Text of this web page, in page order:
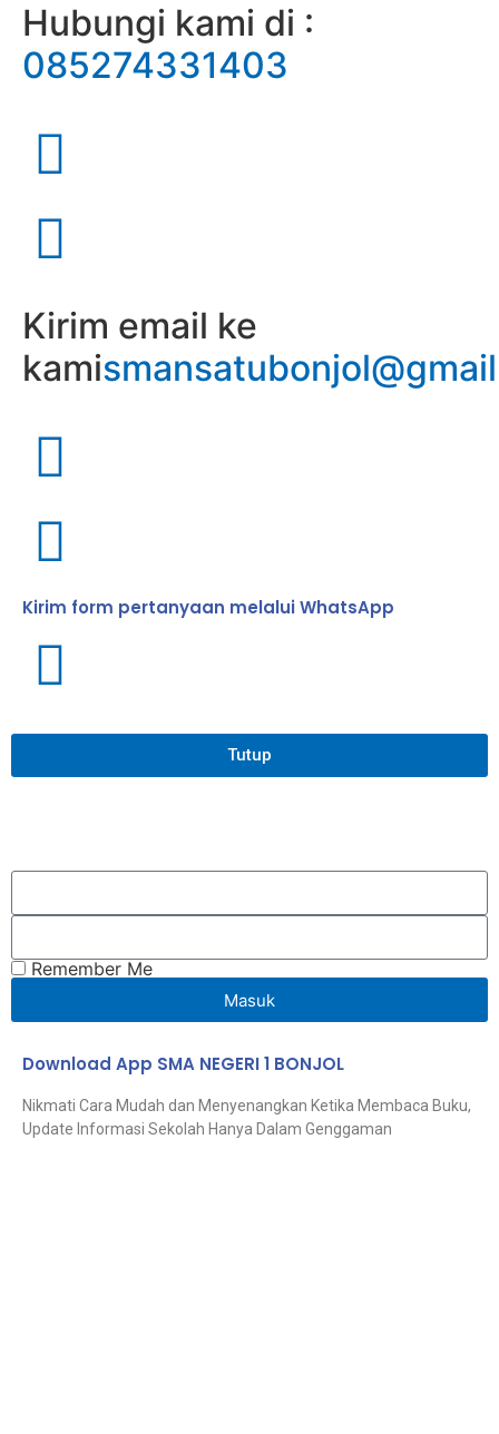
Hubungi kami di :
085274331403
Kirim email ke
kami
Kirim form pertanyaan melalui WhatsApp
Tutup
Remember Me
Masuk
Download App SMA NEGERI 1 BONJOL
Nikmati Cara Mudah dan Menyenangkan Ketika Membaca Buku,
Update Informasi Sekolah Hanya Dalam Genggaman